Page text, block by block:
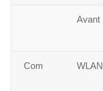
Avant
Com WLAN